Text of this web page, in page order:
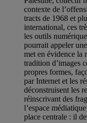
contexte de
tracts de 1968 et
international, ces
les outils
pourrait appeler
met en évidence la
tradition d’images
propres formes,
par Internet et les
déconstruisent les
réinscrivant des
l’espace
place centrale : il